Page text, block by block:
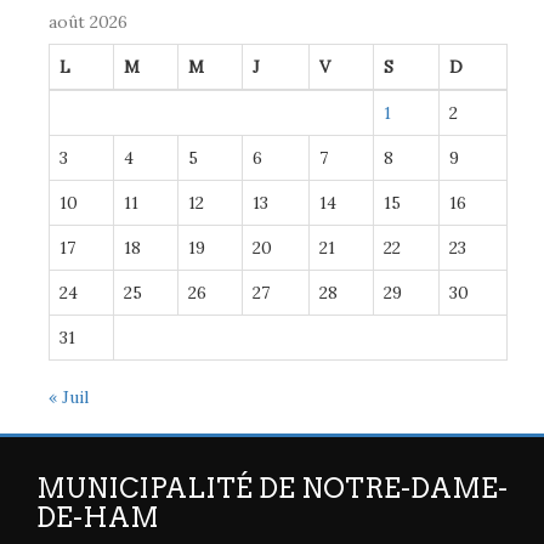
août 2026
L M M J V S D
1 2
3 4 5 6 7 8 9
10 11 12 13 14 15 16
17 18 19 20 21 22 23
24 25 26 27 28 29 30
31
« Juil
MUNICIPALITÉ DE NOTRE-DAME-
DE-HAM